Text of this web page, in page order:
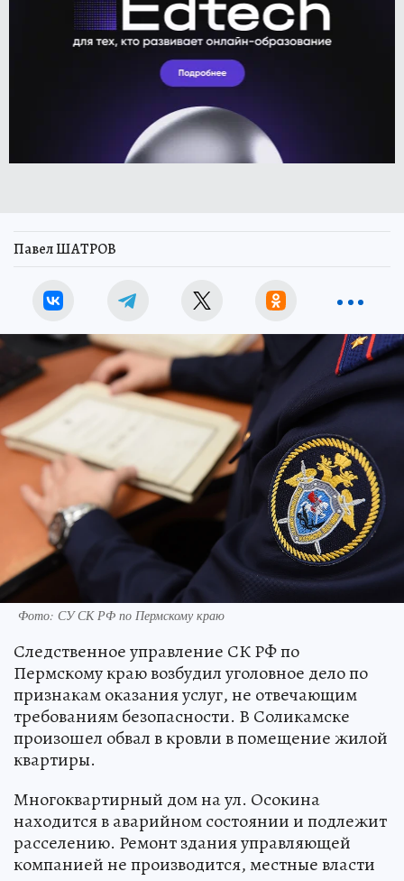
Павел ШАТРОВ
Фото: СУ СК РФ по Пермскому краю
Следственное управление СК РФ по
Пермскому краю возбудил уголовное дело по
признакам оказания услуг, не отвечающим
требованиям безопасности. В Соликамске
произошел обвал в кровли в помещение жилой
квартиры.
Многоквартирный дом на ул. Осокина
находится в аварийном состоянии и подлежит
расселению. Ремонт здания управляющей
компанией не производится, местные власти